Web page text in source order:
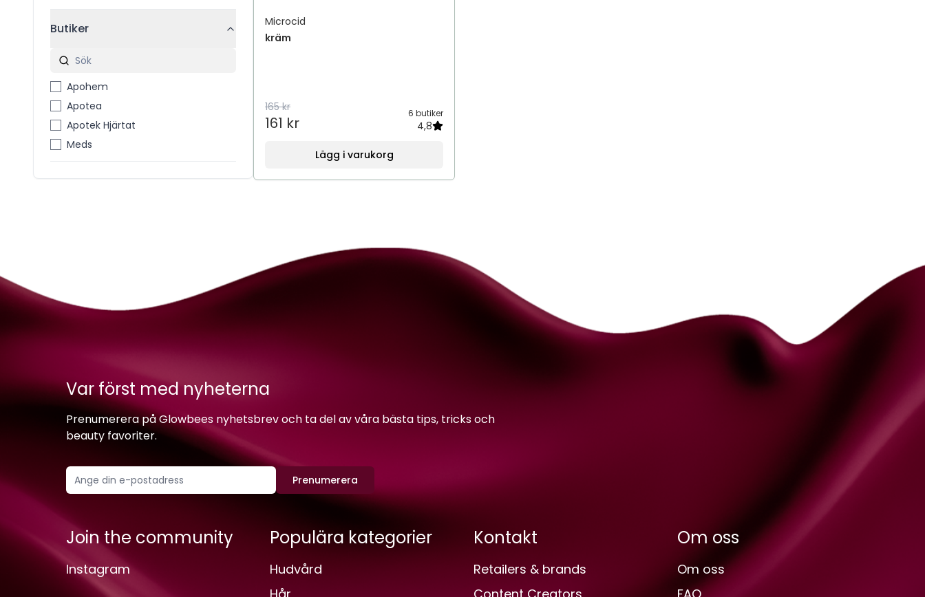
Butiker
Apohem
Apotea
Apotek Hjärtat
Meds
Microcid
kräm
165 kr
161 kr
6 butiker
4,8
Lägg i varukorg
Var först med nyheterna
Prenumerera på Glowbees nyhetsbrev och ta del av våra bästa tips, tricks och
beauty favoriter.
Prenumerera
Join the community
Instagram
Populära kategorier
Hudvård
Kontakt
Retailers & brands
Om oss
Om oss